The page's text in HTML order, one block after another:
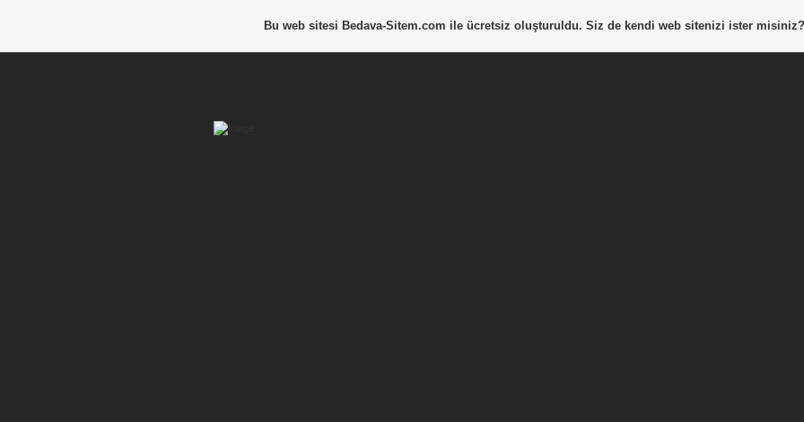
Bu web sitesi Bedava-Sitem.com ile ücretsiz oluşturuldu. Siz de kendi web sitenizi ister misiniz?